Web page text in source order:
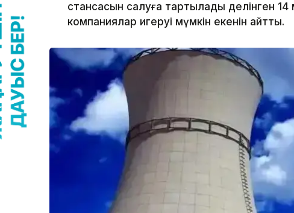
стансасын салуға тартылады делінген
компаниялар игеруі мүмкін екенін айтты.